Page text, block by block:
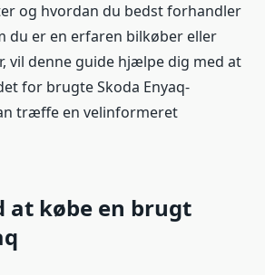
og hvordan du bedst forhandler
du er en erfaren bilkøber eller
vil denne guide hjælpe dig med at
for brugte Skoda Enyaq-
træffe en velinformeret
at købe en brugt